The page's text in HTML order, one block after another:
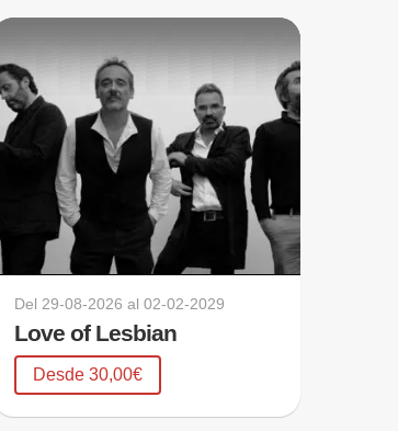
Del29-08-2026 al02-02-2029
Love of Lesbian
Desde 30,00€